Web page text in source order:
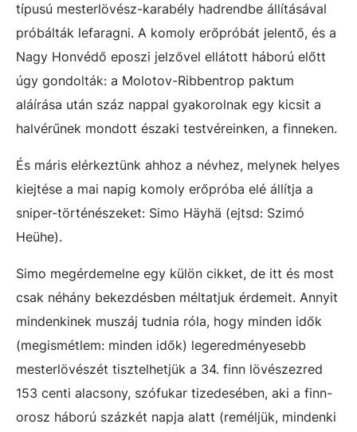
típusú mesterlövész-karabély hadrendbe állításával
próbálták lefaragni. A komoly erőpróbát jelentő, és a
Nagy Honvédő eposzi jelzővel ellátott háború előtt
úgy gondolták: a Molotov-Ribbentrop paktum
aláírása után száz nappal gyakorolnak egy kicsit a
halvérűnek mondott északi testvéreinken, a finneken.
És máris elérkeztünk ahhoz a névhez, melynek helyes
kiejtése a mai napig komoly erőpróba elé állítja a
sniper-történészeket: Simo Häyhä (ejtsd: Szimó
Heühe).
Simo megérdemelne egy külön cikket, de itt és most
csak néhány bekezdésben méltatjuk érdemeit. Annyit
mindenkinek muszáj tudnia róla, hogy minden idők
(megismétlem: minden idők) legeredményesebb
mesterlövészét tisztelhetjük a 34. finn lövészezred
153 centi alacsony, szófukar tizedesében, aki a finn-
orosz háború százkét napja alatt (reméljük, mindenki